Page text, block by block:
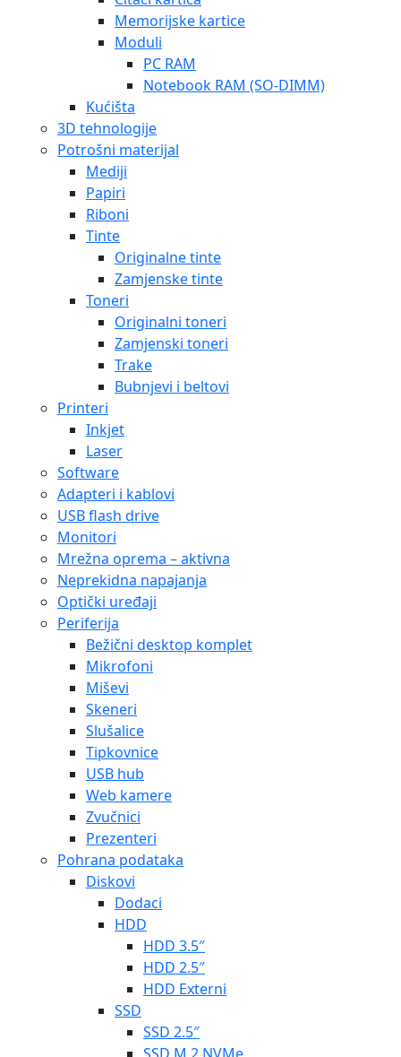
Memorijske kartice
Moduli
PC RAM
Notebook RAM (SO-DIMM)
Kućišta
3D tehnologije
Potrošni materijal
Mediji
Papiri
Riboni
Tinte
Originalne tinte
Zamjenske tinte
Toneri
Originalni toneri
Zamjenski toneri
Trake
Bubnjevi i beltovi
Printeri
Inkjet
Laser
Software
Adapteri i kablovi
USB flash drive
Monitori
Mrežna oprema – aktivna
Neprekidna napajanja
Optički uređaji
Periferija
Bežični desktop komplet
Mikrofoni
Miševi
Skeneri
Slušalice
Tipkovnice
USB hub
Web kamere
Zvučnici
Prezenteri
Pohrana podataka
Diskovi
Dodaci
HDD
HDD 3.5″
HDD 2.5″
HDD Externi
SSD
SSD 2.5″